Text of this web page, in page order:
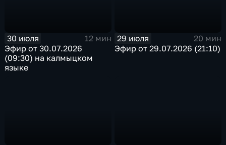
30 июля
12 мин
Эфир от 30.07.2026
(09:30) на калмыцком
языке
29 июля
20 мин
Эфир от 29.07.2026 (21:10)